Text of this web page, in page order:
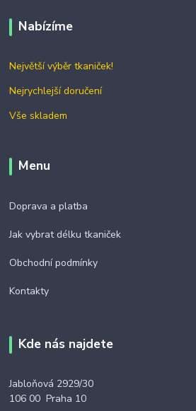
Nabízíme
Největší výběr tkaniček!
Nejrychlejší doručení
Vše skladem
Menu
Doprava a platba
Jak vybrat délku tkaniček
Obchodní podmínky
Kontakty
Kde nás najdete
Jabloňová 2929/30
106 00 Praha 10